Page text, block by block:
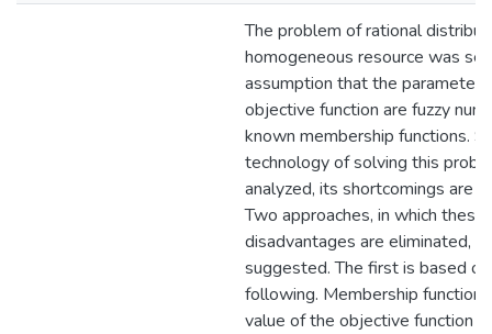
The problem of rational
homogeneous resource was
assumption that the
objective function are fuzzy
known membership functions.
technology of solving this
analyzed, its shortcomings are
Two approaches, in which these
disadvantages are eliminated,
suggested. The first is based
following. Membership function
value of the objective function